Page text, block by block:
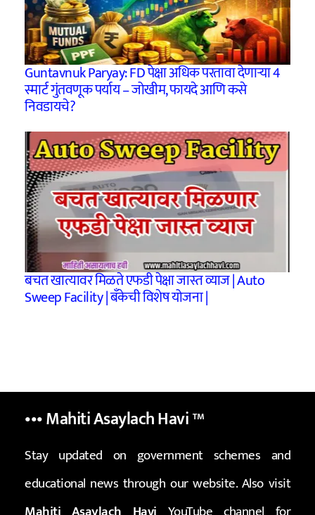
Guntavnuk Paryay: FD पेक्षा अधिक परतावा देणाऱ्या 4
स्मार्ट गुंतवणूक पर्याय – जोखीम, फायदे आणि कसे
निवडायचे?
बचत खात्यावर मिळते एफडी पेक्षा जास्त व्याज | Auto
Sweep Facility | बॅंकेची विशेष योजना |
••• Mahiti Asaylach Havi™
Stay updated on government schemes and
educational news through our website. Also visit